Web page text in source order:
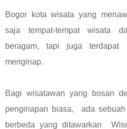
Bogor kota wisata yang
saja tempat-tempat wisata
beragam, tapi juga
menginap.
Bagi wisatawan yang bosan
penginapan biasa, ada
berbeda yang ditawarkan